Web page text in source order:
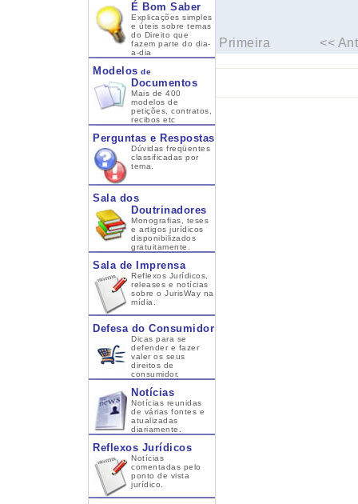
É Bom Saber
Explicações simples
e úteis sobre temas
do Direito que
fazem parte do dia-
a-dia
Modelos de
Documentos
Mais de 400
modelos de
petições, contratos,
recibos etc
Perguntas e Respostas
Dúvidas freqüentes
classificadas por
tema.
Sala dos
Doutrinadores
Monografias, teses
e artigos jurídicos
disponibilizados
gratuitamente.
Sala de Imprensa
Reflexos Jurídicos,
releases e notícias
sobre o JurisWay na
mídia.
Defesa do Consumidor
Dicas para se
defender e fazer
valer os seus
direitos de
consumidor.
Notícias
Notícias reunidas
de várias fontes e
atualizadas
diariamente.
Reflexos Jurídicos
Notícias
comentadas pelo
ponto de vista
jurídico.
Primeira <<